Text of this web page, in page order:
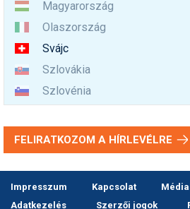
Magyarország
Olaszország
Svájc
Szlovákia
Szlovénia
FELIRATKOZOM A HÍRLEVÉLRE
Impresszum Kapcsolat
Adatkezelés
Szerzői jogok